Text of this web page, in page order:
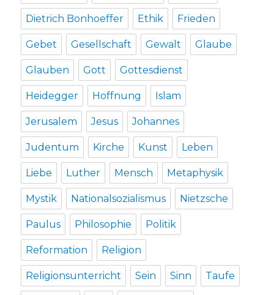
Dietrich Bonhoeffer Ethik Frieden
Gebet Gesellschaft Gewalt Glaube
Glauben Gott Gottesdienst
Heidegger Hoffnung Islam
Jerusalem Jesus Johannes
Judentum Kirche Kunst Leben
Liebe Luther Mensch Metaphysik
Mystik Nationalsozialismus Nietzsche
Paulus Philosophie Politik
Reformation Religion
Religionsunterricht Sein Sinn Taufe